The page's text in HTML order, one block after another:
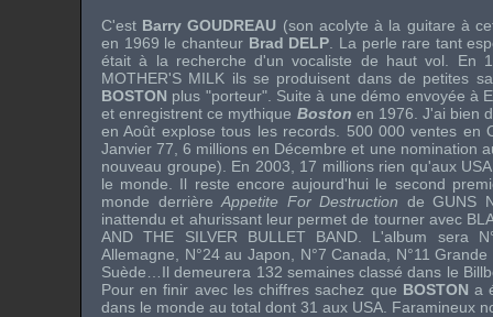
C'est Barry GOUDREAU (son acolyte à la guitare à
en 1969 le chanteur Brad DELP . La perle rare tant
était à la recherche d'un vocaliste de haut vol. En
MOTHER'S MILK ils se produisent dans de petites
BOSTON plus "porteur". Suite à une démo envoyée à
et enregistrent ce mythique Boston en 1976. J'ai bien
en Août explose tous les records. 500 000 ventes en
Janvier 77, 6 millions en Décembre et une nomination
nouveau groupe). En 2003, 17 millions rien qu'aux
le monde. Il reste encore aujourd'hui le second
monde derrièreAppetite For Destruction deGUNS
inattendu et ahurissant leur permet de tourner avec
AND THE SILVER BULLET BAND . L'album sera
Allemagne, N°24 au Japon, N°7 Canada, N°11
Suède…Il demeurera 132 semaines classé dans le
Pour en finir avec les chiffres sachez que BOSTON a
dans le monde au total dont 31 aux USA. Faramineux